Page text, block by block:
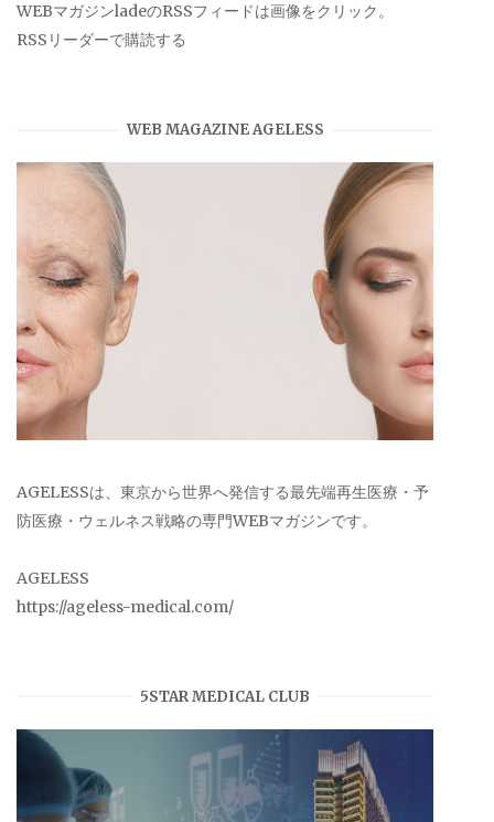
WEBマガジンladeのRSSフィードは画像をクリック。
RSSリーダーで購読する
WEB MAGAZINE AGELESS
AGELESSは、東京から世界へ発信する最先端再生医療・予
防医療・ウェルネス戦略の専門WEBマガジンです。
AGELESS
https://ageless-medical.com/
5STAR MEDICAL CLUB